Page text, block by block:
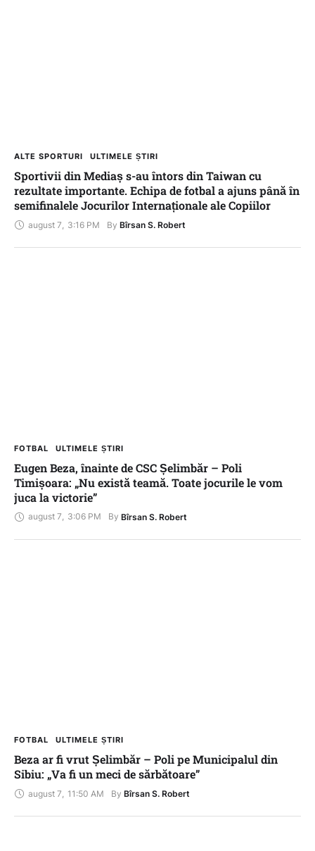
ALTE SPORTURI ULTIMELE ȘTIRI
Sportivii din Mediaș s-au întors din Taiwan cu
rezultate importante. Echipa de fotbal a ajuns până în
semifinalele Jocurilor Internaționale ale Copiilor
august 7 3:16 PM By Bîrsan S. Robert
FOTBAL ULTIMELE ȘTIRI
Eugen Beza, înainte de CSC Șelimbăr – Poli
Timișoara: „Nu există teamă. Toate jocurile le vom
juca la victorie”
august 7, 3:06 PM By Bîrsan S. Robert
FOTBAL ULTIMELE ȘTIRI
Beza ar fi vrut Șelimbăr – Poli pe Municipalul din
Sibiu: „Va fi un meci de sărbătoare”
august 7 11:50 AM By Bîrsan S. Robert